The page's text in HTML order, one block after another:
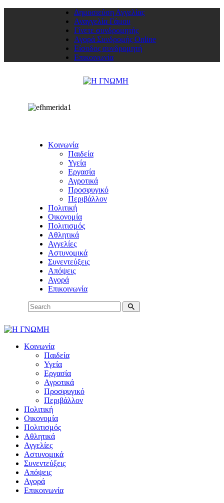
Δημοσιεύση Αγγελίας
Αναγγελία Γάμου
Γίνετε συνδρομητής
Αγορά Συνδρομής Online
Είσοδος συνδρομητή
Επικοινωνία
Κοινωνία
Παιδεία
Υγεία
Εργασία
Αγροτικά
Προσφυγικό
Περιβάλλον
Πολιτική
Οικονομία
Πολιτισμός
Αθλητικά
Αγγελίες
Αστυνομικά
Συνεντεύξεις
Απόψεις
Αγορά
Επικοινωνία
Κοινωνία
Παιδεία
Υγεία
Εργασία
Αγροτικά
Προσφυγικό
Περιβάλλον
Πολιτική
Οικονομία
Πολιτισμός
Αθλητικά
Αγγελίες
Αστυνομικά
Συνεντεύξεις
Απόψεις
Αγορά
Επικοινωνία